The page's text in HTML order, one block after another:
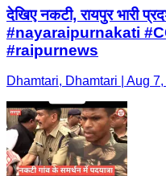
देखिए नकटी, रायपुर भारी
#nayaraipurnakati
#raipurnews
Dhamtari, Dhamtari | Aug